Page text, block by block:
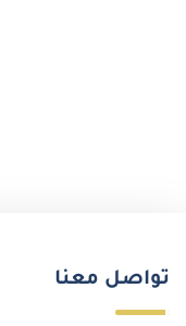
تواصل معنا